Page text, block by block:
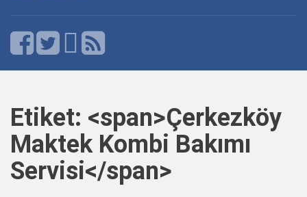
Etiket: <span>Çerkezköy
Maktek Kombi Bakımı
Servisi</span>